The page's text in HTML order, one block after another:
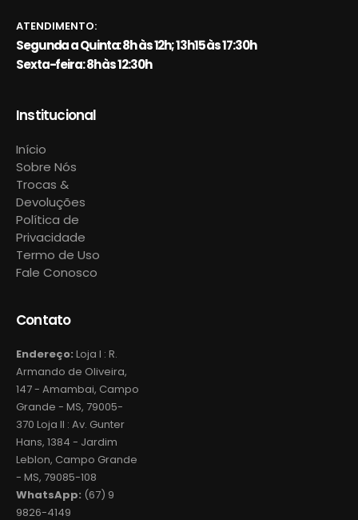
ATENDIMENTO:
Segunda a Quinta: 8h às 12h; 13h15 às 17:30h
Sexta-feira: 8h às 12:30h
Institucional
Início
Sobre Nós
Trocas &
Devoluções
Política de
Privacidade
Termo de Uso
Fale Conosco
Contato
Endereço: Loja I : R.
Armando de Oliveira,
147 - Amambai, Campo
Grande - MS, 79005-
370 Loja II : Av. Gunter
Hans, 1384 - Jardim
Leblon, Campo Grande
- MS, 79085-108
WhatsApp: (67) 9
9826-4149